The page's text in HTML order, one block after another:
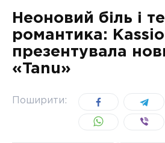
УКРАЇНА
Неоновий біль і
романтика:
презентувала
«Tanu»
Поширити: